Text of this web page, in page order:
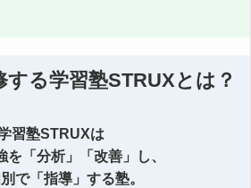
る学習塾STRUXとは？
習塾STRUXは
を「分析」「改善」し、
で「指導」する塾。